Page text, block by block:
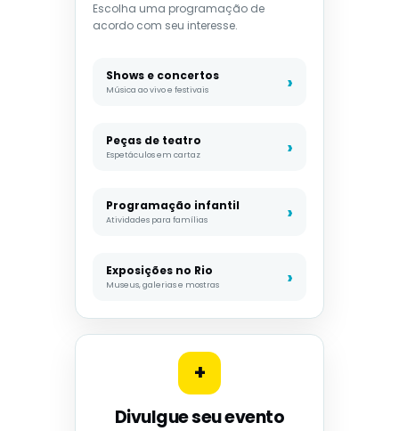
Escolha uma programação de
acordo com seu interesse.
Shows e concertos
Música ao vivo e festivais
Peças de teatro
Espetáculos em cartaz
Programação infantil
Atividades para famílias
Exposições no Rio
Museus, galerias e mostras
+
Divulgue seu evento